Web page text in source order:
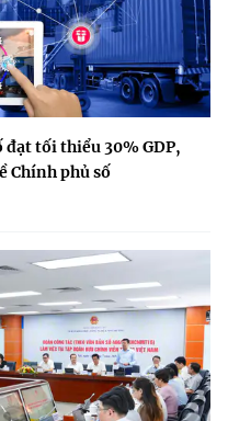
tối thiểu 30% GDP,
Chính phủ số